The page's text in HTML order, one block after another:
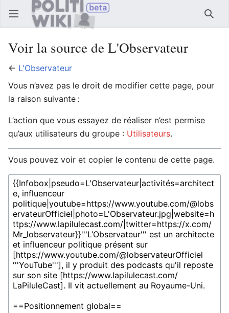
Ouvrir le menu principal
Voir la source de L'Observateur
← L'Observateur
Vous n’avez pas le droit de modifier cette page, pour
la raison suivante :
L’action que vous essayez de réaliser n’est permise
qu’aux utilisateurs du groupe : Utilisateurs.
Vous pouvez voir et copier le contenu de cette page.